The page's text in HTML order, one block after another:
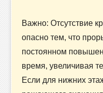
Важно: Отсутствие
опасно тем, что
постоянном
время, увеличивая
Если для нижних